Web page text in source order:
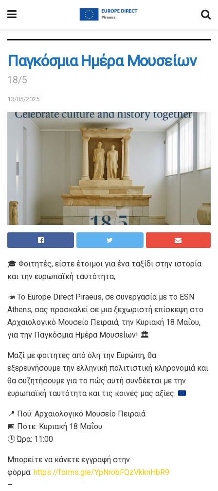
Παγκόσμια Ημέρα Μουσείων
18/5
13/05/2025
🎓 Φοιτητές, είστε έτοιμοι για ένα ταξίδι στην ιστορία
και την ευρωπαϊκή ταυτότητα;
📣 Το Europe Direct Piraeus, σε συνεργασία με το ESN
Athens, σας προσκαλεί σε μια ξεχωριστή επίσκεψη στο
Αρχαιολογικό Μουσείο Πειραιά, την Κυριακή 18 Μαΐου,
για την Παγκόσμια Ημέρα Μουσείων! 🏛️
Μαζί με φοιτητές από όλη την Ευρώπη, θα
εξερευνήσουμε την ελληνική πολιτιστική κληρονομιά και
θα συζητήσουμε για το πώς αυτή συνδέεται με την
ευρωπαϊκή ταυτότητα και τις κοινές μας αξίες.
📍 Πού: Αρχαιολογικό Μουσείο Πειραιά
📅 Πότε: Κυριακή 18 Μαΐου
🕒 Ώρα: 11:00
Μπορείτε να κάνετε εγγραφή στην
φόρμα: https://forms.gle/YpNrobFQzVkknHbR9
–